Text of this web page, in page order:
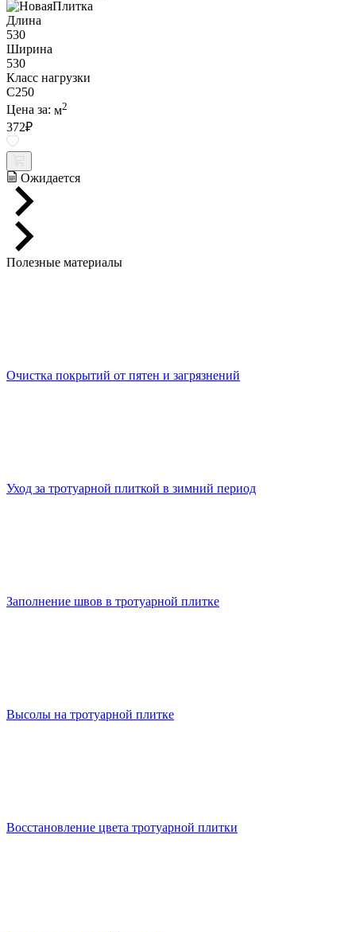
Длина
530
Ширина
530
Класс нагрузки
C250
Цена за: м2
372₽
Ожидается
Полезные материалы
Очистка покрытий от пятен и загрязнений
Уход за тротуарной плиткой в зимний период
Заполнение швов в тротуарной плитке
Высолы на тротуарной плитке
Восстановление цвета тротуарной плитки